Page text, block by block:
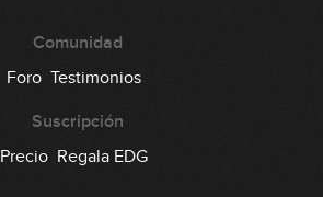
Comunidad
Foro Testimonios
Suscripción
Precio Regala EDG